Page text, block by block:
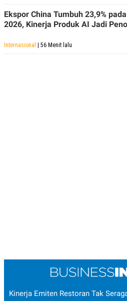
T
A
K
E
N
PD
USE
PEMBERITAAN
Ekspor China Tumbuh 23,9%
2026, Kinerja Produk AI Jadi
Internasional | 56 Menit lalu
Kinerja Emiten Restoran Tak